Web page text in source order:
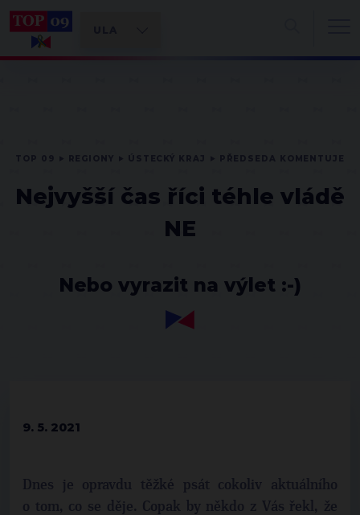
Nejvyšší čas říci téhle vládě
NE
Nebo vyrazit na výlet :-)
9. 5. 2021
Dnes je opravdu těžké psát cokoliv aktuálního
o tom, co se děje. Copak by někdo z Vás řekl, že